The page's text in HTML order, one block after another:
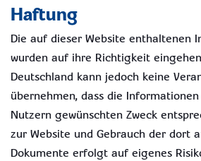
Haftung
Die auf dieser Website enthaltenen
wurden auf ihre Richtigkeit
Deutschland kann jedoch keine
übernehmen, dass die
Nutzern gewünschten Zweck
zur Website und Gebrauch der dort
Dokumente erfolgt auf eigenes